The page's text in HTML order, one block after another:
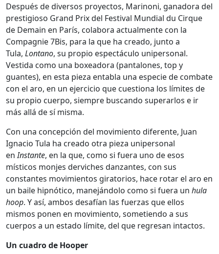
Después de diversos proyectos, Marinoni, ganadora del
prestigioso Grand Prix del Festival Mundial du Cirque
de Demain en París, colabora actualmente con la
Compagnie 7Bis, para la que ha creado, junto a
Tula, Lontano, su propio espectáculo unipersonal.
Vestida como una boxeadora (pantalones, top y
guantes), en esta pieza entabla una especie de combate
con el aro, en un ejercicio que cuestiona los límites de
su propio cuerpo, siempre buscando superarlos e ir
más allá de sí misma.
Con una concepción del movimiento diferente, Juan
Ignacio Tula ha creado otra pieza unipersonal
enInstante, en la que, como si fuera uno de esos
místicos monjes derviches danzantes, con sus
constantes movimientos giratorios, hace rotar el aro en
un baile hipnótico, manejándolo como si fuera un hula
hoop. Y así, ambos desafían las fuerzas que ellos
mismos ponen en movimiento, sometiendo a sus
cuerpos a un estado límite, del que regresan intactos.
Un cuadro de Hooper